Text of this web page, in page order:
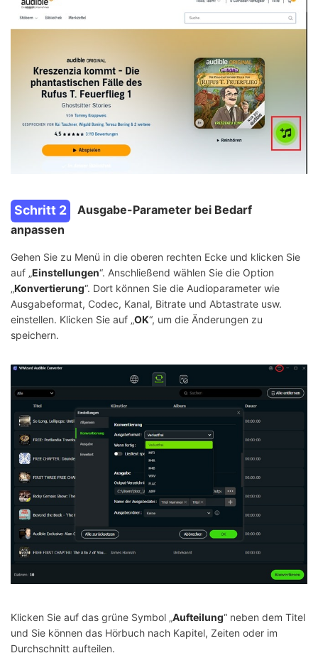
Schritt 2
Ausgabe-Parameter bei Bedarf
anpassen
Gehen Sie zu Menü in die oberen rechten Ecke und klicken Sie
auf „Einstellungen“. Anschließend wählen Sie die Option
„Konvertierung“. Dort können Sie die Audioparameter wie
Ausgabeformat, Codec, Kanal, Bitrate und Abtastrate usw.
einstellen. Klicken Sie auf „OK“, um die Änderungen zu
speichern.
Klicken Sie auf das grüne Symbol „Aufteilung“ neben dem Titel
und Sie können das Hörbuch nach Kapitel, Zeiten oder im
Durchschnitt aufteilen.